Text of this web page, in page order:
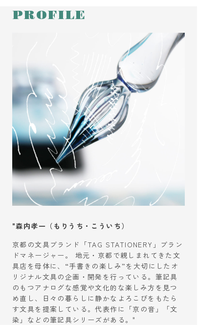
PROFILE
"森内孝一（もりうち・こういち）
京都の文具ブランド「TAG STATIONERY」ブラン
ドマネージャー。 地元・京都で親しまれてきた文
具店を母体に、“手書きの楽しみ”を大切にしたオ
リジナル文具の企画・開発を行っている。筆記具
のもつアナログな感覚や文化的な楽しみ方を見つ
め直し、日々の暮らしに静かなよろこびをもたら
す文具を提案している。代表作に「京の音」「文
染」などの筆記具シリーズがある。"